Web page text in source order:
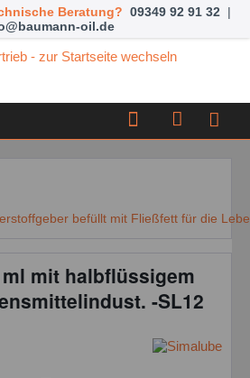
Beratung? 09349 92 91 32 |
oil.de
befüllt mit Fließfett für die
mit halbflüssigem
-SL12